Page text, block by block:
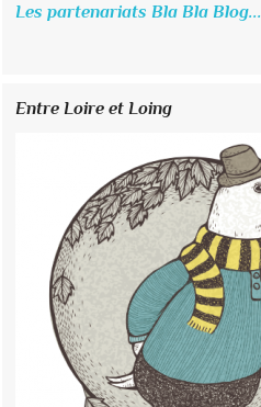
Les partenariats Bla Bla Blog...
Entre Loire et Loing